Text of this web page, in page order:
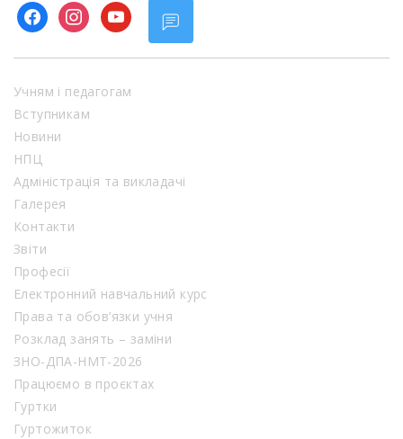
facebookinstagram
youtube
Учням і педагогам
Вступникам
Новини
НПЦ
Адміністрація та викладачі
Галерея
Контакти
Звіти
Професії
Електронний навчальний курс
Права та обов’язки учня
Розклад занять – заміни
ЗНО-ДПА-НМТ-2026
Працюємо в проєктах
Гуртки
Гуртожиток